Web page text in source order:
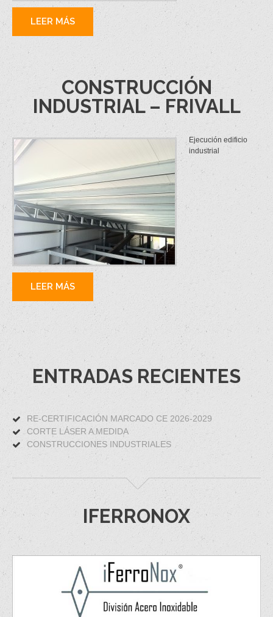
LEER MÁS
CONSTRUCCIÓN
INDUSTRIAL – FRIVALL
Ejecución edificio
industrial
LEER MÁS
ENTRADAS RECIENTES
RE-CERTIFICACIÓN MARCADO CE 2026-2029
CORTE LÁSER A MEDIDA
CONSTRUCCIONES INDUSTRIALES
IFERRONOX